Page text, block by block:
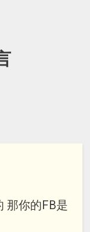
那你的FB是